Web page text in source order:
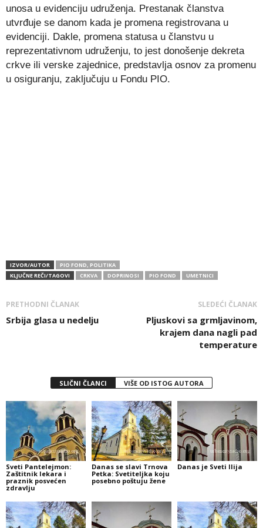
unosa u evidenciju udruženja. Prestanak članstva
utvrđuje se danom kada je promena registrovana u
evidenciji. Dakle, promena statusa u članstvu u
reprezentativnom udruženju, to jest donošenje dekreta
crkve ili verske zajednice, predstavlja osnov za promenu
u osiguranju, zaključuju u Fondu PIO.
IZVOR/AUTOR
PIO FOND, POLITIKA
KLJUČNE REČI/TAGOVI
CRKVA DOPRINOSI PIO FOND UMETNICI
PRETHODNI ČLANAK
Srbija glasa u nedelju
SLEDEĆI ČLANAK
Pljuskovi sa grmljavinom,
krajem dana nagli pad
temperature
SLIČNI ČLANCI VIŠE OD ISTOG AUTORA
Sveti Pantelejmon:
Zaštitnik lekara i
praznik posvećen
zdravlju
Danas se slavi Trnova
Petka: Svetiteljka koju
posebno poštuju žene
Danas je Sveti Ilija